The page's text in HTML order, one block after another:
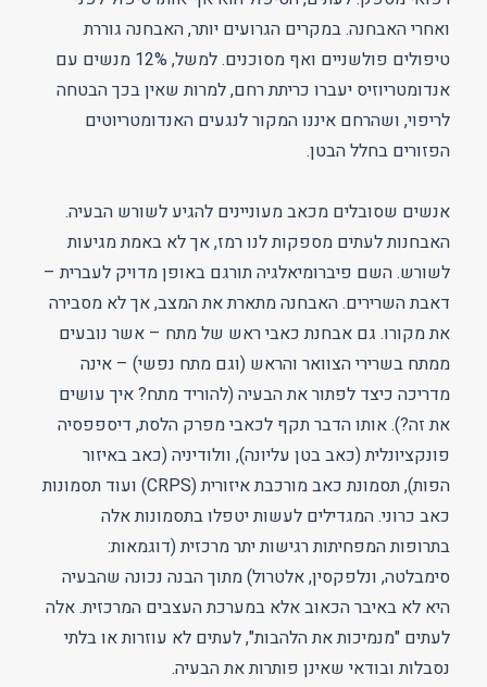
ואחרי האבחנה. במקרים הגרועים יותר, האבחנה גוררת
טיפולים פולשניים ואף מסוכנים. למשל, 12% מנשים עם
אנדומטריוזיס יעברו כריתת רחם, למרות שאין בכך הבטחה
לריפוי, ושהרחם איננו המקור לנגעים האנדומטריוטים
הפזורים בחלל הבטן.
אנשים שסובלים מכאב מעוניינים להגיע לשורש הבעיה.
האבחנות לעתים מספקות לנו רמז, אך לא באמת מגיעות
לשורש. השם פיברומיאלגיה תורגם באופן מדויק לעברית –
דאבת השרירים. האבחנה מתארת את המצב, אך לא מסבירה
את מקורו. גם אבחנת כאבי ראש של מתח – אשר נובעים
ממתח בשרירי הצוואר והראש (וגם מתח נפשי) – אינה
מדריכה כיצד לפתור את הבעיה (להוריד מתח? איך עושים
את זה?). אותו הדבר תקף לכאבי מפרק הלסת, דיספפסיה
פונקציונלית (כאב בטן עליונה), וולודיניה (כאב באיזור
הפות), תסמונת כאב מורכבת איזורית (CRPS) ועוד תסמונות
כאב כרוני. המגדילים לעשות יטפלו בתסמונות אלה
בתרופות המפחיתות רגישות יתר מרכזית (דוגמאות:
סימבלטה, ונלפקסין, אלטרול) מתוך הבנה נכונה שהבעיה
היא לא באיבר הכאוב אלא במערכת העצבים המרכזית. אלה
לעתים "מנמיכות את הלהבות", לעתים לא עוזרות או בלתי
נסבלות ובודאי שאינן פותרות את הבעיה.